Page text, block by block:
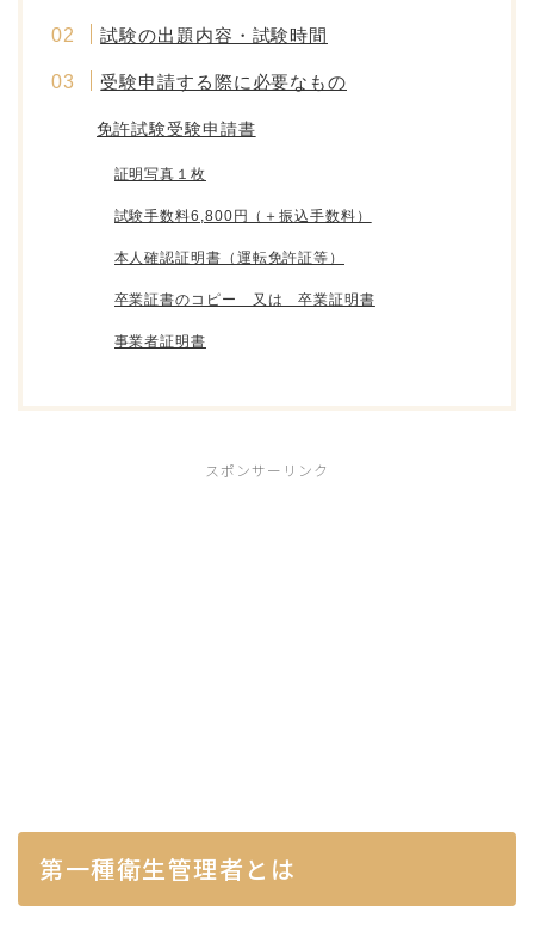
試験の出題内容・試験時間
受験申請する際に必要なもの
免許試験受験申請書
証明写真１枚
試験手数料6,800円（＋振込手数料）
本人確認証明書（運転免許証等）
卒業証書のコピー 又は 卒業証明書
事業者証明書
スポンサーリンク
第一種衛生管理者とは